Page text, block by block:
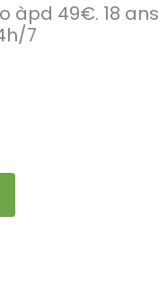
àpd 49€. 18 ans
7